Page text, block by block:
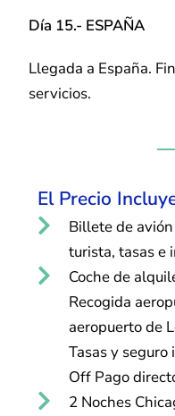
Día 15.- ESPAÑA
Llegada a España.
servicios.
El Precio
Billete de
turista, tasas e
Coche de
Recogida
aeropuerto de
Tasas y
Off Pago
2 Noches